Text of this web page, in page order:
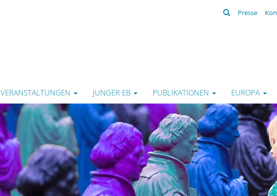
Suchen
Presse
VERANSTALTUNGEN JUNGER EB PUBLIKATIONEN EUROPA